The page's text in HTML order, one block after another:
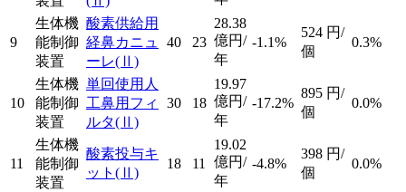
9
生体機
能制御
装置
酸素供給用
経鼻カニュ
ーレ(Ⅱ)
40 23
28.38
億円/
年
-1.1%
524 円/
個
0.3%
10
生体機
能制御
装置
単回使用人
工鼻用フィ
ルタ(Ⅱ)
30 18
19.97
億円/
年
-17.2%
895 円/
個
0.0%
11
生体機
能制御
装置
酸素投与キ
ット (Ⅱ)
18 11
19.02
億円/
年
-4.8%
398 円/
個
0.0%